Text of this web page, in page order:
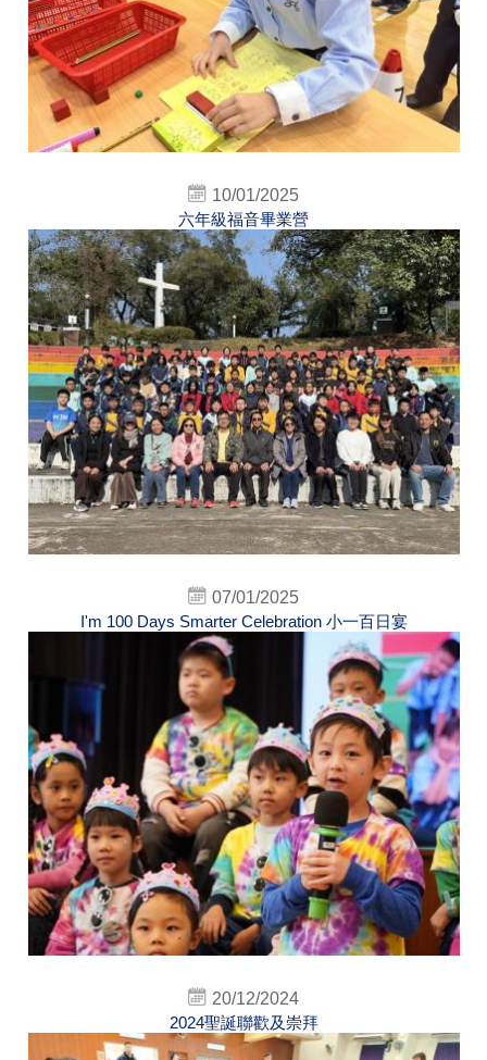
10/01/2025
六年級福音畢業營
07/01/2025
I'm 100 Days Smarter Celebration 小一百日宴
20/12/2024
2024聖誕聯歡及崇拜